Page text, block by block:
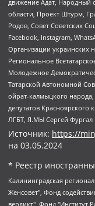
движение Адат, Народный
области, Проект Штурм,
Родов, Совет Советских
Facebook, Instagram,
Организации украинских
Региональное
Молодежное
Татарской Автономной
ойрат-калмыцкого
депутатов Красноярского
ЛГБТ, Я.МЫ Сергей Фургал
Источник: https://
на 03.05.2024
* Реестр
Калининградская региональная общественная организация "Экозащита!-Женсовет", Фонд содействия защите прав и свобод граждан "Общественный вердикт", Фонд "Институт Развития Свободы Информации", Частное учреждение "Информационное агентство МЕМО. РУ", Региональная общественная организация "Общественная комиссия по сохранению наследия академика Сахарова", Фонд поддержки свободы прессы, Санкт-Петербургская общественная правозащитная организация "Гражданский контроль", Межрегиональная общественная организация "Информационно-просветительский центр "Мемориал", Региональный Фонд "Центр Защиты Прав Средств Массовой Информации", с 05.12.2023 Фонд "Центр Защиты Прав Средств массовой информации", Региональная общественная благотворительная организация помощи беженцам и мигрантам "Гражданское содействие", Негосударственное образовательное учреждение дополнительного профессионального образования (повышение квалификации) специалистов "АКАДЕМИЯ ПО ПРАВАМ ЧЕЛОВЕКА", Свердловская региональная общественная организация "Сутяжник", Автономная некоммерческая организация "Центр независимых социологических исследований", Союз общественных объединений "Российский исследовательский центр по правам человека", Региональное общественное учреждение научно-информационный центр "МЕМОРИАЛ", Некоммерческая организация "Фонд защиты гласности", Автономная некоммерческая организация "Институт прав человека", Городская общественная организация "Екатеринбургское общество "МЕМОРИАЛ", Городская общественная организация "Рязанское историко-просветительское и правозащитное общество "Мемориал" (Рязанский Мемориал), Челябинский региональный орган общественной самодеятельности – женское общественное объединение "Женщины Евразии", Челябинский региональный орган общественной самодеятельности "Уральская правозащитная группа", Фонд содействия защите здоровья и социальной справедливости имени Андрея Рылькова, Автономная Некоммерческая Организация "Аналитический Центр Юрия Левады", Автономная некоммерческая организация социальной поддержки населения "Проект Апрель", Региональная общественная организация помощи женщинам и детям, находящимся в кризисной ситуации "Информационно-методический центр "Анна", Фонд содействия развитию массовых коммуникаций и правовому просвещению "Так-так-Так", Фонд содействия устойчивому развитию "Серебряная тайга", Свердловский региональный общественный фонд социальных проектов "Новое время", "Idel.Реалии", Кавказ.Реалии, Крым.Реалии, Телеканал Настоящее Время, Татаро-башкирская служба Радио Свобода (Azatliq Radiosi), Радио Свободная Европа/Радио Свобода (PCE/PC), "Сибирь.Реалии", "Фактограф", Благотворительный фонд помощи осужденным и их семьям, Автономная некоммерческая организация "Институт глобализации и социальных движений", Фонд "В защиту прав заключенных", Частное учреждение "Центр поддержки и содействия развитию средств массовой информации", Пензенский региональный общественный благотворительный фонд "Гражданский союз", "Север.Реалии", Некоммерческая организация Фонд "Правовая инициатива", Общество с ограниченной ответственностью "Радио Свободная Европа/Радио Свобода", Чешское информационное агентство "MEDIUM-ORIENT", Красноярская региональная общественная организация "Мы против СПИДа", Камалягин Денис Николаевич, Маркелов Сергей Евгеньевич, Пономарев Лев Александрович, Савицкая Людмила Алексеевна, Автономная некоммерческая организация "Центр по работе с проблемой насилия "НАСИЛИЮ.НЕТ", Межрегиональный профессиональный союз работников здравоохранения "Альянс врачей", Юридическое лицо, зарегистрированное в